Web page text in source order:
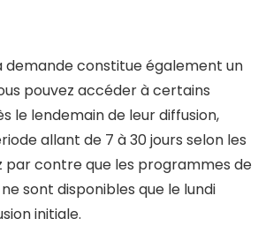
demande constitue également un
pouvez accéder à certains
le lendemain de leur diffusion,
allant de 7 à 30 jours selon les
par contre que les programmes de
sont disponibles que le lundi
initiale.